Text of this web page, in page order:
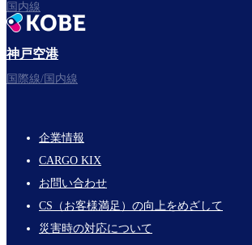
国内線
神戸空港
国際線/国内線
Footer
Links
企業情報
CARGO KIX
お問い合わせ
CS（お客様満足）の向上をめざして
災害時の対応について